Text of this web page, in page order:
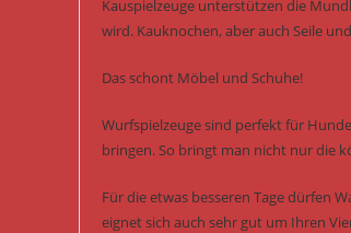
Kauspielzeuge unterstützen die
wird. Kauknochen, aber auch Seile
Das schont Möbel und Schuhe!
Wurfspielzeuge sind perfekt für
bringen. So bringt man nicht nur die
Für die etwas besseren Tage dürfen
eignet sich auch sehr gut um Ihren